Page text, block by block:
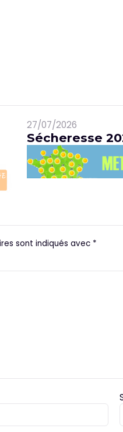
27/07/2026
Sécheresse
sont indiqués avec *